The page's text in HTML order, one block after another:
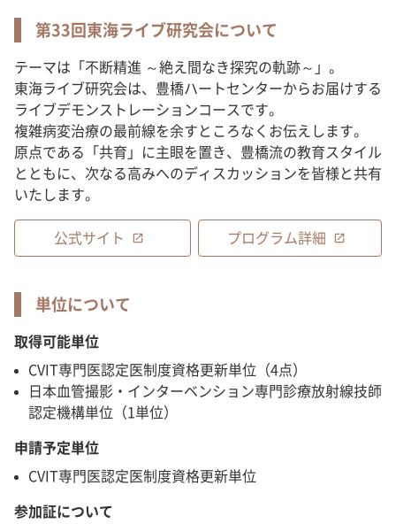
第33回東海ライブ研究会について
テーマは「不断精進 ～絶え間なき探究の軌跡～」。
東海ライブ研究会は、豊橋ハートセンターからお届けする
ライブデモンストレーションコースです。
複雑病変治療の最前線を余すところなくお伝えします。
原点である「共育」に主眼を置き、豊橋流の教育スタイル
とともに、次なる高みへのディスカッションを皆様と共有
いたします。
公式サイト open_in_new プログラム詳細 open_in_new
単位について
取得可能単位
CVIT専門医認定医制度資格更新単位（4点）
日本血管撮影・インターベンション専門診療放射線技師
認定機構単位（1単位）
申請予定単位
CVIT専門医認定医制度資格更新単位
参加証について